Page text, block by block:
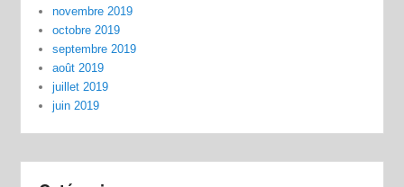
novembre 2019
octobre 2019
septembre 2019
août 2019
juillet 2019
juin 2019